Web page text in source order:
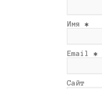
Имя *
Email *
Сайт